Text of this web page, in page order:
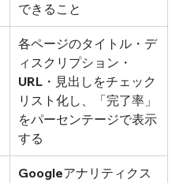
できること
各ページのタイトル・デ
ィスクリプション・
URL・見出しをチェック
リスト化し、「完了率」
をパーセンテージで表示
する
Googleアナリティクス